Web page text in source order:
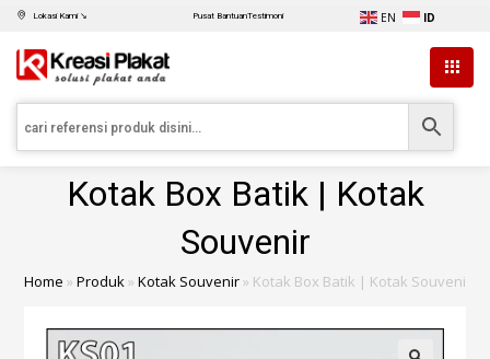
Lokasi Kami ↘ Pusat BantuanTestimoni EN ID
Kotak Box Batik | Kotak
Souvenir
Home »Produk»Kotak Souvenir» Kotak Box Batik | Kotak Souvenir